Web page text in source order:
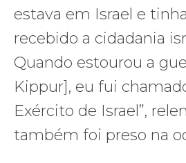
estava em Israel e
recebido a cidadania
Quando estourou a
Kippur], eu fui
Exército de Israel”,
também foi preso na